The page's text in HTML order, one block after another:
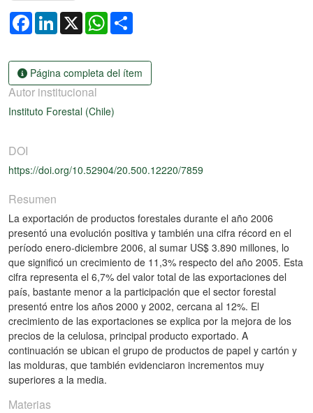
FacebookLinkedIn
X WhatsApp
Página completa del ítem
Autor institucional
Instituto Forestal (Chile)
DOI
https://doi.org/10.52904/20.500.12220/7859
Resumen
La exportación de productos forestales durante el año 2006
presentó una evolución positiva y también una cifra récord en el
período enero-diciembre 2006, al sumar US$ 3.890 millones, lo
que significó un crecimiento de 11,3% respecto del año 2005. Esta
cifra representa el 6,7% del valor total de las exportaciones del
país, bastante menor a la participación que el sector forestal
presentó entre los años 2000 y 2002, cercana al 12%. El
crecimiento de las exportaciones se explica por la mejora de los
precios de la celulosa, principal producto exportado. A
continuación se ubican el grupo de productos de papel y cartón y
las molduras, que también evidenciaron incrementos muy
superiores a la media.
Materias